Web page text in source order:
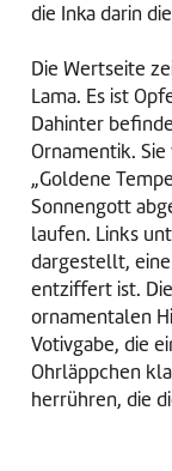
die Inka darin
Die Wertseite
Lama. Es ist
Dahinter
Ornamentik.
„Goldene
Sonnengott
laufen. Links
dargestellt,
entziffert ist.
ornamentalen
Votivgabe, die
Ohrläppchen
herrühren, die